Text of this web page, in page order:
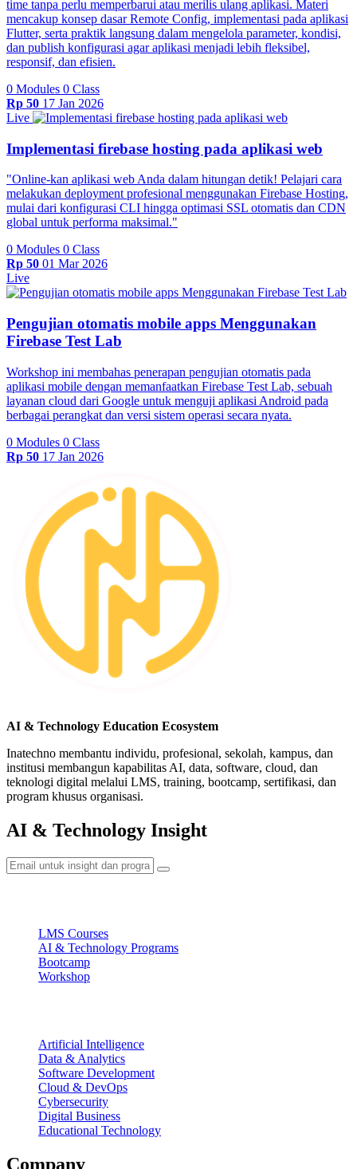
time tanpa perlu memperbarui atau merilis ulang aplikasi. Materi
mencakup konsep dasar Remote Config, implementasi pada aplikasi
Flutter, serta praktik langsung dalam mengelola parameter, kondisi,
dan publish konfigurasi agar aplikasi menjadi lebih fleksibel,
responsif, dan efisien.
0 Modules 0 Class
Rp 50 17 Jan 2026
Live
Implementasi firebase hosting pada aplikasi web
"Online-kan aplikasi web Anda dalam hitungan detik! Pelajari cara
melakukan deployment profesional menggunakan Firebase Hosting,
mulai dari konfigurasi CLI hingga optimasi SSL otomatis dan CDN
global untuk performa maksimal."
0 Modules 0 Class
Rp 50 01 Mar 2026
Live
Pengujian otomatis mobile apps Menggunakan
Firebase Test Lab
Workshop ini membahas penerapan pengujian otomatis pada
aplikasi mobile dengan memanfaatkan Firebase Test Lab, sebuah
layanan cloud dari Google untuk menguji aplikasi Android pada
berbagai perangkat dan versi sistem operasi secara nyata.
0 Modules 0 Class
Rp 50 17 Jan 2026
AI & Technology Education Ecosystem
Inatechno membantu individu, profesional, sekolah, kampus, dan
institusi membangun kapabilitas AI, data, software, cloud, dan
teknologi digital melalui LMS, training, bootcamp, sertifikasi, dan
program khusus organisasi.
AI & Technology Insight
LMS Courses
AI & Technology Programs
Bootcamp
Workshop
Artificial Intelligence
Data & Analytics
Software Development
Cloud & DevOps
Cybersecurity
Digital Business
Educational Technology
Company